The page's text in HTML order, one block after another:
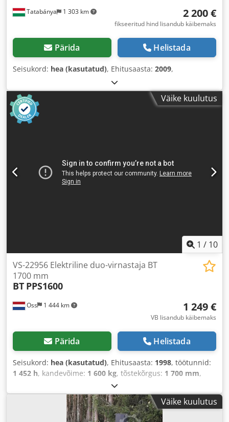
Tatabánya 1 303 km 2 200 €
fikseeritud hind lisandub käibemaks
Pärida Helistada
Seisukord: hea (kasutatud), Ehitusaasta: 2009,
Väike kuulutus
1 / 10
Oss 1 444 km
VS-22956 Elektriline duo-virnastaja BT
1700 mm
BT PPS1600
1 249 €
VB lisandub käibemaks
Pärida Helistada
Seisukord: hea (kasutatud), Ehitusaasta: 1998, töötunnid:
1 452 h, kandevõime: 1 600 kg, tõstekõrgus: 1 700 mm,
, masti tüüp:
850 kg, läbisõit:1 452 km,
Väike kuulutus